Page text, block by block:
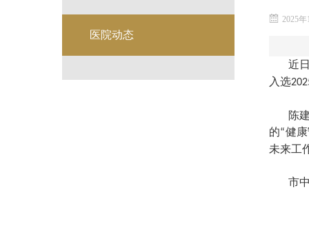
医院动态
2025
近
入选
陈
的“健
未来工
市